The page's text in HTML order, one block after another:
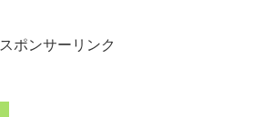
スポンサーリンク